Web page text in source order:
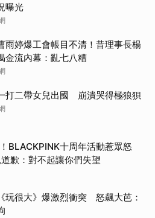
曝光
雨婷爆工會帳目不清！昔理事長楊
金流內幕：亂七八糟
打二帶女兒出國 崩潰哭得極狼狽
BLACKPINK十周年活動惹眾怒
歉：對不起讓你們失望
玩很大》爆激烈衝突 怒飆大芭：